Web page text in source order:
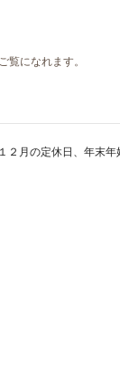
になれます。
１２月の定休日、年末